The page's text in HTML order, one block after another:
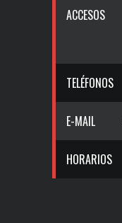
ACCESOS
TELÉFONOS
E-MAIL
HORARIOS